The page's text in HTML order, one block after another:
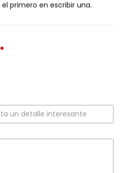
primero en escribir una.